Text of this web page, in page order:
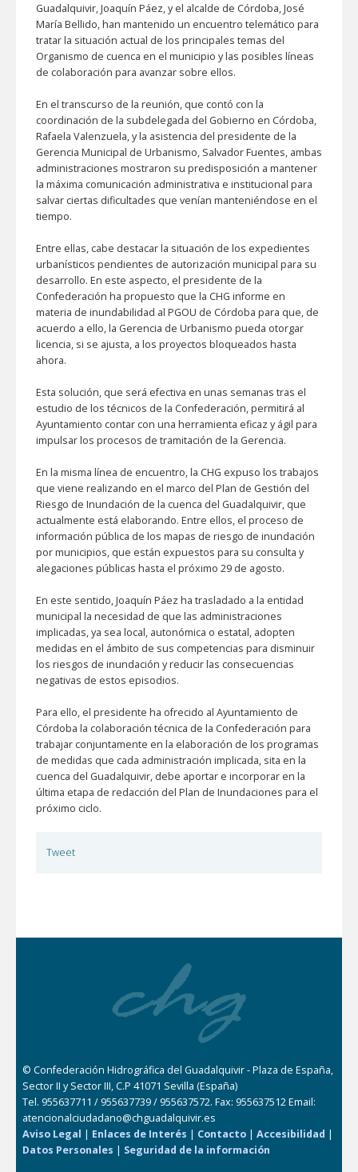
Guadalquivir, Joaquín Páez, y el alcalde de Córdoba, José
María Bellido, han mantenido un encuentro telemático para
tratar la situación actual de los principales temas del
Organismo de cuenca en el municipio y las posibles líneas
de colaboración para avanzar sobre ellos.
En el transcurso de la reunión, que contó con la
coordinación de la subdelegada del Gobierno en Córdoba,
Rafaela Valenzuela, y la asistencia del presidente de la
Gerencia Municipal de Urbanismo, Salvador Fuentes, ambas
administraciones mostraron su predisposición a mantener
la máxima comunicación administrativa e institucional para
salvar ciertas dificultades que venían manteniéndose en el
tiempo.
Entre ellas, cabe destacar la situación de los expedientes
urbanísticos pendientes de autorización municipal para su
desarrollo. En este aspecto, el presidente de la
Confederación ha propuesto que la CHG informe en
materia de inundabilidad al PGOU de Córdoba para que, de
acuerdo a ello, la Gerencia de Urbanismo pueda otorgar
licencia, si se ajusta, a los proyectos bloqueados hasta
ahora.
Esta solución, que será efectiva en unas semanas tras el
estudio de los técnicos de la Confederación, permitirá al
Ayuntamiento contar con una herramienta eficaz y ágil para
impulsar los procesos de tramitación de la Gerencia.
En la misma línea de encuentro, la CHG expuso los trabajos
que viene realizando en el marco del Plan de Gestión del
Riesgo de Inundación de la cuenca del Guadalquivir, que
actualmente está elaborando. Entre ellos, el proceso de
información pública de los mapas de riesgo de inundación
por municipios, que están expuestos para su consulta y
alegaciones públicas hasta el próximo 29 de agosto.
En este sentido, Joaquín Páez ha trasladado a la entidad
municipal la necesidad de que las administraciones
implicadas, ya sea local, autonómica o estatal, adopten
medidas en el ámbito de sus competencias para disminuir
los riesgos de inundación y reducir las consecuencias
negativas de estos episodios.
Para ello, el presidente ha ofrecido al Ayuntamiento de
Córdoba la colaboración técnica de la Confederación para
trabajar conjuntamente en la elaboración de los programas
de medidas que cada administración implicada, sita en la
cuenca del Guadalquivir, debe aportar e incorporar en la
última etapa de redacción del Plan de Inundaciones para el
próximo ciclo.
Tweet
© Confederación Hidrográfica del Guadalquivir - Plaza de España,
Sector II y Sector III, C.P 41071 Sevilla (España)
Tel. 955637711 / 955637739 / 955637572. Fax: 955637512 Email:
atencionalciudadano@chguadalquivir.es
Aviso Legal | Enlaces de Interés | Contacto |Accesibilidad |
Datos Personales | Seguridad de la información